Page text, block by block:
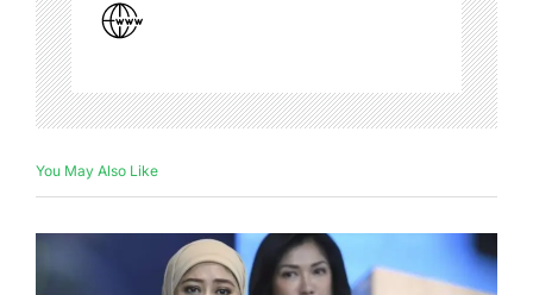
You May Also Like